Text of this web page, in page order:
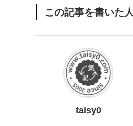
この記事を書いた人
taisy0